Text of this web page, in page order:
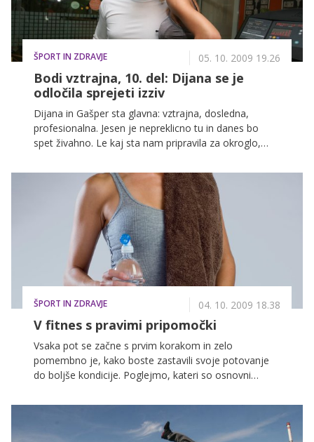
ŠPORT IN ZDRAVJE 05. 10. 2009 19.26
Bodi vztrajna, 10. del: Dijana se je
odločila sprejeti izziv
Dijana in Gašper sta glavna: vztrajna, dosledna,
profesionalna. Jesen je nepreklicno tu in danes bo
spet živahno. Le kaj sta nam pripravila za okroglo,
ŠPORT IN ZDRAVJE 04. 10. 2009 18.38
V fitnes s pravimi pripomočki
Vsaka pot se začne s prvim korakom in zelo
pomembno je, kako boste zastavili svoje potovanje
do boljše kondicije. Poglejmo, kateri so osnovni